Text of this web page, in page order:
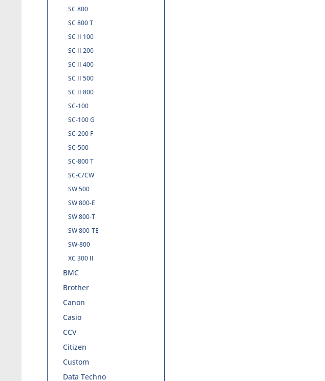
SC 800
SC 800 T
SC II 100
SC II 200
SC II 400
SC II 500
SC II 800
SC-100
SC-100 G
SC-200 F
SC-500
SC-800 T
SC-C/CW
SW 500
SW 800-E
SW 800-T
SW 800-TE
SW-800
XC 300 II
BMC
Brother
Canon
Casio
CCV
Citizen
Custom
Data Techno